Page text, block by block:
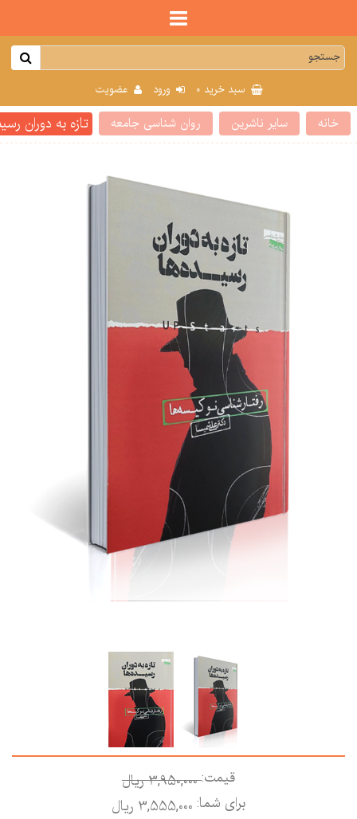
سبد خرید 0 ورود عضویت
خانه سایر ناشرین روان شناسی جامعه تازه به دوران
قیمت:3,950,000 ريال
برای شما: 3,555,000 ريال